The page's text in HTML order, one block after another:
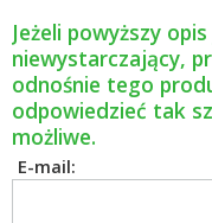
Jeżeli powyższy
niewystarczający,
odnośnie tego
odpowiedzieć tak
możliwe.
E-mail: